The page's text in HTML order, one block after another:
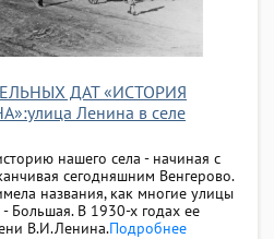
ДАТ «ИСТОРИЯ
Ленина в селе
нашего села - начиная с
сегодняшним Венгерово.
названия, как многие улицы
Большая. В 1930-х годах ее
В.И.Ленина.Подробнее